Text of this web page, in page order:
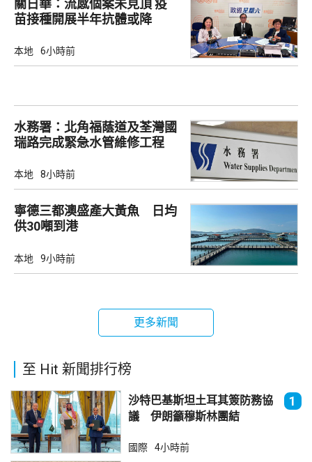
關日華：流感個案未見頂 疫
苗接種開展半年抗體或降
本地 6小時前
水務署：北角福蔭道及荃灣國
瑞路完成緊急水管維修工程
本地 8小時前
寧德三都澳盛產大黃魚 日均
供30噸到港
本地 9小時前
更多新聞
至 Hit 新聞排行榜
沙特巴基斯坦土耳其簽防務協
議 伊朗籲穆斯林團結
1
國際 4小時前